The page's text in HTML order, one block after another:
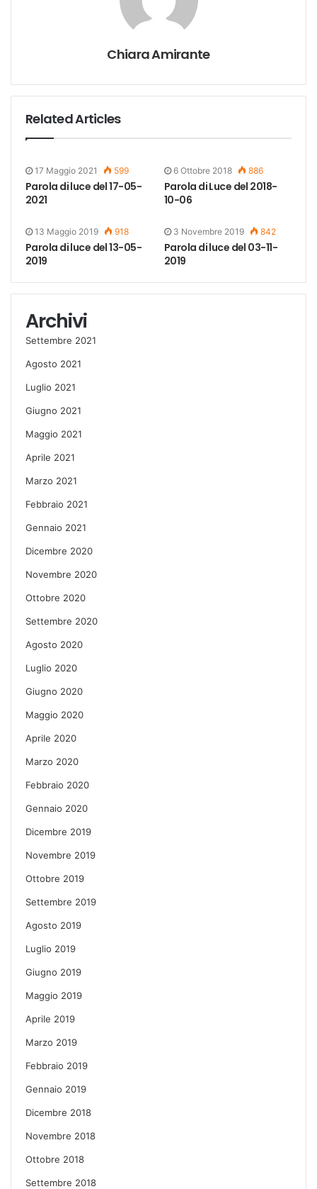
Chiara Amirante
Related Articles
17 Maggio 2021 599
Parola di luce del 17-05-
2021
6 Ottobre 2018 886
Parola di Luce del 2018-
10-06
13 Maggio 2019 918
Parola di luce del 13-05-
2019
3 Novembre 2019 842
Parola di luce del 03-11-
2019
Archivi
Settembre 2021
Agosto 2021
Luglio 2021
Giugno 2021
Maggio 2021
Aprile 2021
Marzo 2021
Febbraio 2021
Gennaio 2021
Dicembre 2020
Novembre 2020
Ottobre 2020
Settembre 2020
Agosto 2020
Luglio 2020
Giugno 2020
Maggio 2020
Aprile 2020
Marzo 2020
Febbraio 2020
Gennaio 2020
Dicembre 2019
Novembre 2019
Ottobre 2019
Settembre 2019
Agosto 2019
Luglio 2019
Giugno 2019
Maggio 2019
Aprile 2019
Marzo 2019
Febbraio 2019
Gennaio 2019
Dicembre 2018
Novembre 2018
Ottobre 2018
Settembre 2018